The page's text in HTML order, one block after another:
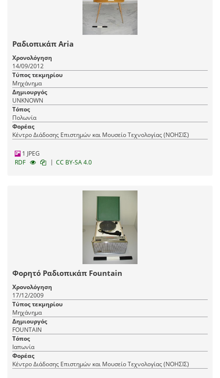
Ραδιοπικάπ Aria
Χρονολόγηση
14/09/2012
Τύπος τεκμηρίου
Μηχάνημα
Δημιουργός
UNKNOWN
Τόπος
Πολωνία
Φορέας
Κέντρο Διάδοσης Επιστημών και Μουσείο Τεχνολογίας (ΝΟΗΣΙΣ)
1 JPEG
RDF
| CC BY-SA 4.0
Φορητό Ραδιοπικάπ Fountain
Χρονολόγηση
17/12/2009
Τύπος τεκμηρίου
Μηχάνημα
Δημιουργός
FOUNTAIN
Τόπος
Ιαπωνία
Φορέας
Κέντρο Διάδοσης Επιστημών και Μουσείο Τεχνολογίας (ΝΟΗΣΙΣ)